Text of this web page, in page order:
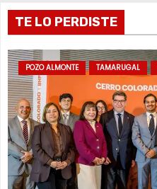
a
d
a
s
TE LO PERDISTE
POZO ALMONTE TAMARUGAL